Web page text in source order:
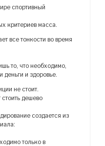
спортивный
критериев масса.
все тонкости во время
то, что необходимо,
деньги и здоровье.
не стоит.
дешево
создается из
только в